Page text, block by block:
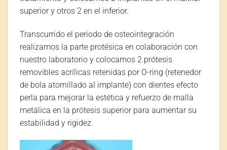
superior y otros 2 en el inferior.
Transcurrido el periodo de osteointegración
realizamos la parte protésica en colaboración con
nuestro laboratorio y colocamos 2 prótesis
removibles acrílicas retenidas por O-ring (retenedor
de bola atornillado al implante) con dientes efecto
perla para mejorar la estética y refuerzo de malla
metálica en la prótesis superior para aumentar su
estabilidad y rigidez.